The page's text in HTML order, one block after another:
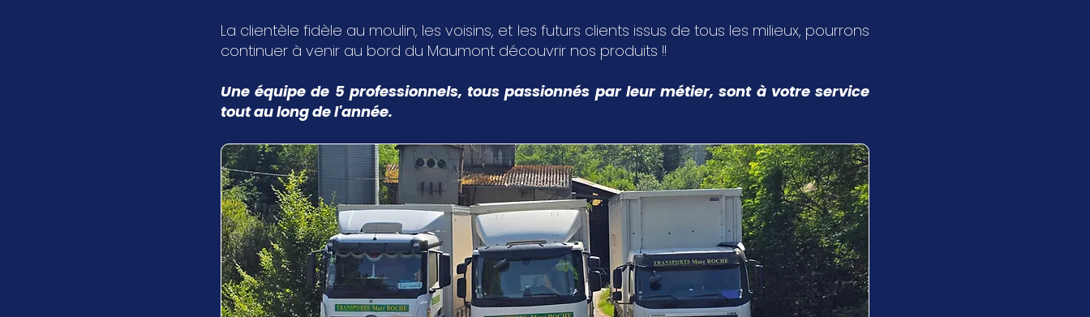
La clientèle fidèle au moulin, les voisins, et les futurs clients issus de tous les milieux, pourrons
continuer à venir au bord du Maumont découvrir nos produits !!
Une équipe de 5 professionnels, tous passionnés par leur métier, sont à votre service
tout au long de l'année.